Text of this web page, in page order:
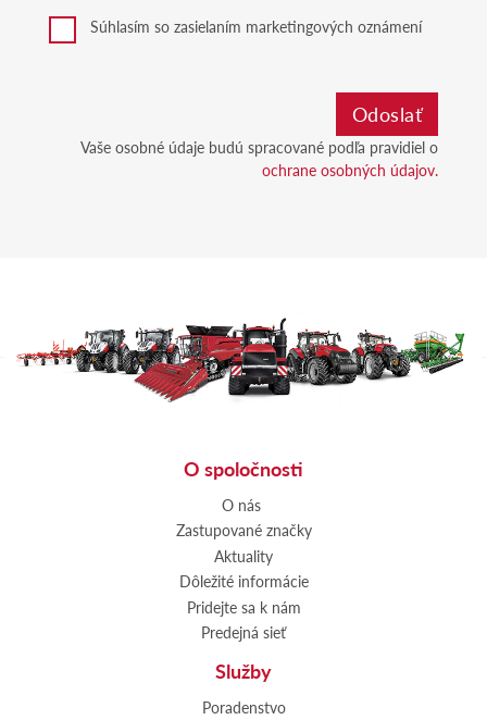
Súhlasím so zasielaním marketingových oznámení
Vaše osobné údaje budú spracované podľa pravidiel o
ochrane osobných údajov.
O spoločnosti
O nás
Zastupované značky
Aktuality
Dôležité informácie
Pridejte sa k nám
Predejná sieť
Služby
Poradenstvo